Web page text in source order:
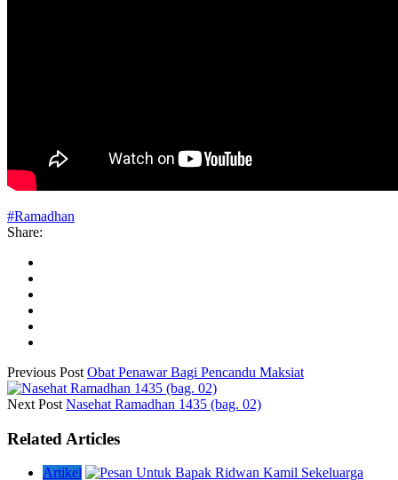
#Ramadhan
Share:
Previous Post Obat Penawar Bagi Pencandu Maksiat
Next Post Nasehat Ramadhan 1435 (bag. 02)
Related Articles
Artikel